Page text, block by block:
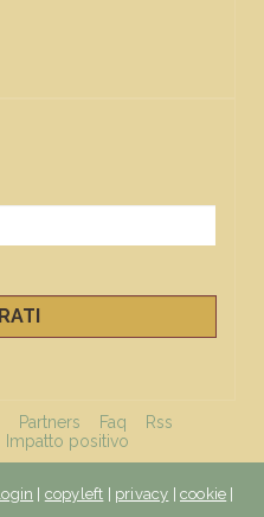
Partners Faq
Rss
Impatto positivo
login copyleft privacy |cookie